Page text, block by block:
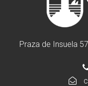
Praza de Insuela